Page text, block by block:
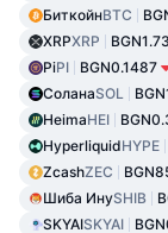
БиткойнBTC
XRPXRP BGN1.73
PiPI BGN0.1487
СоланаSOL
HeimaHEI
HyperliquidHYPE
ZcashZEC
Шиба ИнуSHIB
SKYAISKYAI